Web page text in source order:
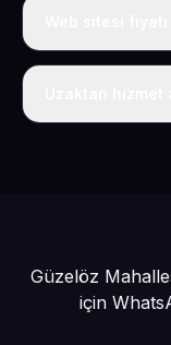
Tek fiyat: yılda
Güzelöz
için